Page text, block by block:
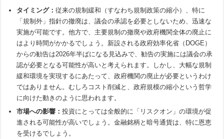
タイミング：従来の規制緩和（すなわち規制政策の縮小）、特に
「規制外」指針の撤廃は、議会の承認を必要としないため、迅速な
実施が可能です。他方で、主要規制の撤廃や政府機関全体の廃止に
はより時間がかかるでしょう。新設される政府効率化省（DOGE）
からの勧告は2026年半ばになる見込みで、勧告の実施には議会の承
認が必要となる可能性が高いと考えられます。しかし、大幅な規制
緩和環境を実現するにあたって、政府機関の廃止が必要というわけ
ではありません。むしろコスト削減と、政府規模の縮小という哲学
に向けた動きのように思われます。
市場への影響：投資にとっては全般的に「リスクオン」の環境が促
進される可能性が高いでしょう。金融銘柄と暗号通貨は、特に恩恵
を受けるでしょう。